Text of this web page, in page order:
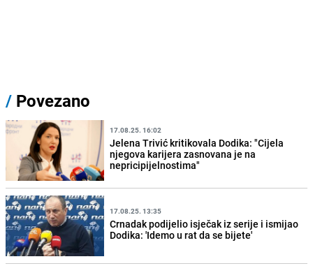
/ Povezano
17.08.25. 16:02
Jelena Trivić kritikovala Dodika: "Cijela
njegova karijera zasnovana je na
nepricipijelnostima"
17.08.25. 13:35
Crnadak podijelio isječak iz serije i ismijao
Dodika: 'Idemo u rat da se bijete'